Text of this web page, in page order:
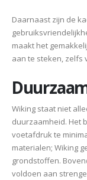
Daarnaast zijn de
maakt het
aan te steken, zelfs
Wiking staat niet
duurzaamheid. Het
voetafdruk te
materialen; Wiking
grondstoffen.
voldoen aan